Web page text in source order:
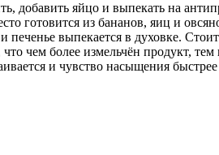
добавить яйцо и выпекать на
готовится из бананов, яиц и
выпекается в духовке.
чем более измельчён продукт,
и чувство насыщения